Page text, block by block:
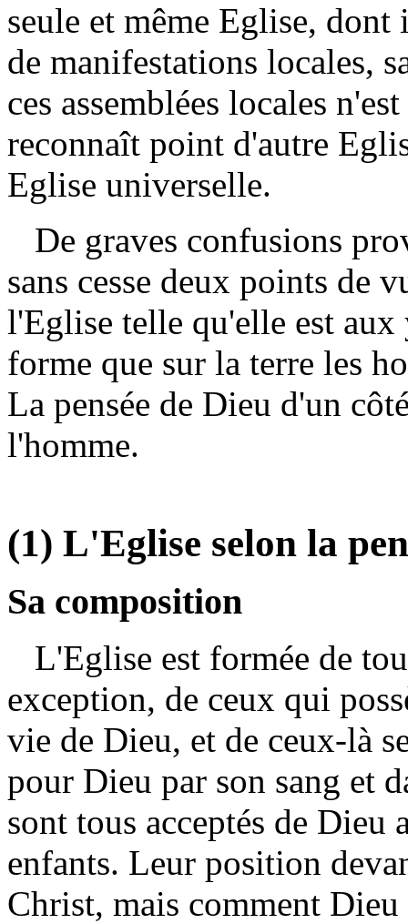
seule et même Eglise,
de manifestations locales,
ces assemblées locales
reconnaît point d'autre
Eglise universelle.
De graves confusions
sans cesse deux points de
l'Eglise telle qu'elle est
forme que sur la terre les
La pensée de Dieu d'un
l'homme.
(1) L'Eglise selon la
Sa composition
L'Eglise est formée de
exception, de ceux qui
vie de Dieu, et de ceux-là
pour Dieu par son sang et
sont tous acceptés de Dieu
enfants. Leur position
Christ, mais comment